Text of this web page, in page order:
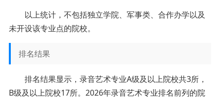
以上统计，不包括独立学院、军事类、合作办学以及
未开设该专业点的院校。
排名结果
排名结果显示，录音艺术专业A级及以上院校共3所，
B级及以上院校17所。2026年录音艺术专业排名前列的院